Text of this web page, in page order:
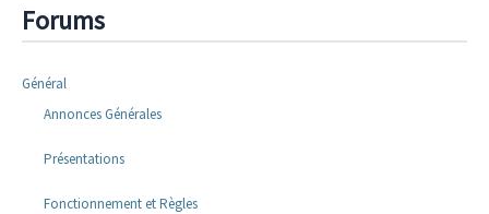
Forums
Général
Annonces Générales
Présentations
Fonctionnement et Règles